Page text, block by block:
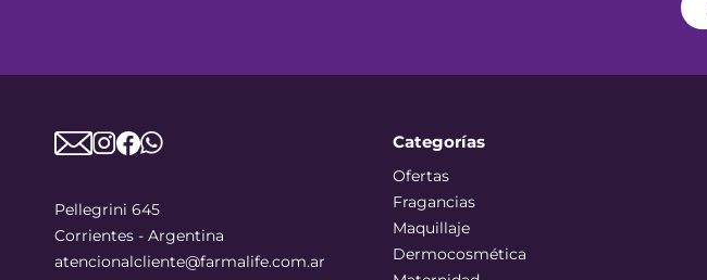
Pellegrini 645
Corrientes - Argentina
atencionalcliente@farmalife.com.ar
Categorías
Ofertas
Fragancias
Maquillaje
Dermocosmética